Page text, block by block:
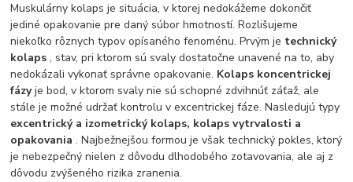
Muskulárny kolaps je situácia, v ktorej nedokážeme dokončiť
jediné opakovanie pre daný súbor hmotností. Rozlišujeme
niekoľko rôznych typov opísaného fenoménu. Prvým je technický
kolaps, stav, pri ktorom sú svaly dostatočne unavené na to, aby
nedokázali vykonať správne opakovanie. Kolaps koncentrickej
fázyje bod, v ktorom svaly nie sú schopné zdvihnúť záťaž, ale
stále je možné udržať kontrolu v excentrickej fáze. Nasledujú typy
excentrický a izometrický kolaps, kolaps vytrvalosti a
opakovania. Najbežnejšou formou je však technický pokles, ktorý
je nebezpečný nielen z dôvodu dlhodobého zotavovania, ale aj z
dôvodu zvýšeného rizika zranenia.